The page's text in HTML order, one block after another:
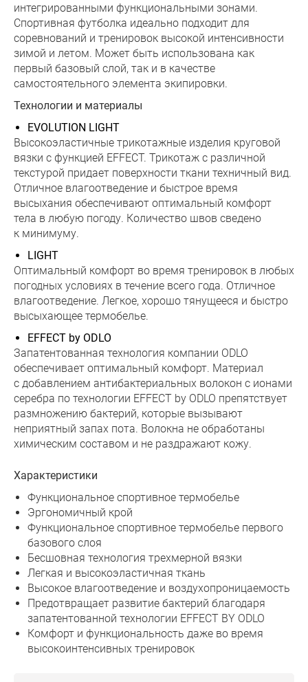
интегрированными функциональными зонами.
Спортивная футболка идеально подходит для
соревнований и тренировок высокой интенсивности
зимой и летом. Может быть использована как
первый базовый слой, так и в качестве
самостоятельного элемента экипировки.
Технологии и материалы
EVOLUTION LIGHT
Высокоэластичные трикотажные изделия круговой
вязки с функцией EFFECT. Трикотаж с различной
текстурой придает поверхности ткани техничный вид.
Отличное влагоотведение и быстрое время
высыхания обеспечивают оптимальный комфорт
тела в любую погоду. Количество швов сведено
к минимуму.
LIGHT
Оптимальный комфорт во время тренировок в любых
погодных условиях в течение всего года. Отличное
влагоотведение. Легкое, хорошо тянущееся и быстро
высыхающее термобелье.
EFFECT by ODLO
Запатентованная технология компании ODLO
обеспечивает оптимальный комфорт. Материал
с добавлением антибактериальных волокон с ионами
серебра по технологии EFFECT by ODLO препятствует
размножению бактерий, которые вызывают
неприятный запах пота. Волокна не обработаны
химическим составом и не раздражают кожу.
Характеристики
Функциональное спортивное термобелье
Эргономичный крой
Функциональное спортивное термобелье первого
базового слоя
Бесшовная технология трехмерной вязки
Легкая и высокоэластичная ткань
Высокое влагоотведение и воздухопроницаемость
Предотвращает развитие бактерий благодаря
запатентованной технологии EFFECT BY ODLO
Комфорт и функциональность даже во время
высокоинтенсивных тренировок